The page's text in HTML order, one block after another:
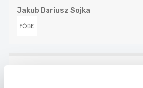
Jakub Dariusz Sojka